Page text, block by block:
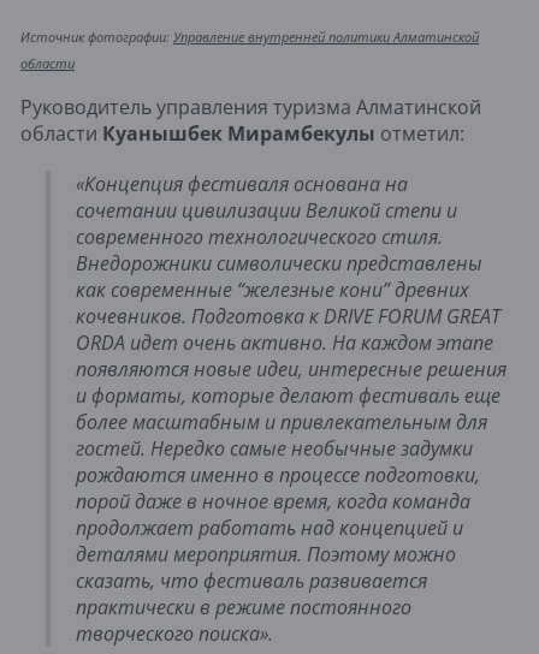
Источник фотографии: Управление внутренней политики Алматинской
области
Руководитель управления туризма Алматинской
области Куанышбек Мирамбекулы отметил:
«Концепция фестиваля основана на
сочетании цивилизации Великой степи и
современного технологического стиля.
Внедорожники символически представлены
как современные “железные кони” древних
кочевников. Подготовка к DRIVE FORUM GREAT
ORDA идет очень активно. На каждом этапе
появляются новые идеи, интересные решения
и форматы, которые делают фестиваль еще
более масштабным и привлекательным для
гостей. Нередко самые необычные задумки
рождаются именно в процессе подготовки,
порой даже в ночное время, когда команда
продолжает работать над концепцией и
деталями мероприятия. Поэтому можно
сказать, что фестиваль развивается
практически в режиме постоянного
творческого поиска».